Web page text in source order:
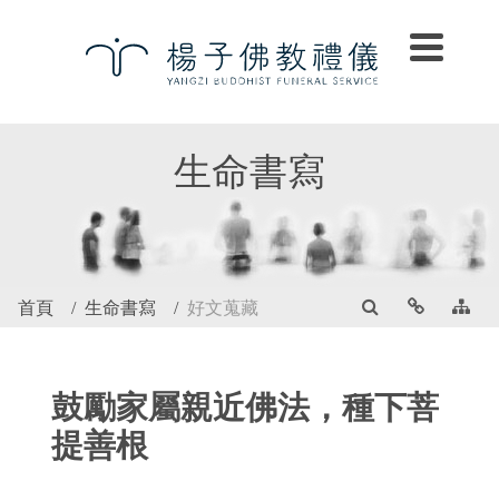
生命書寫
首頁 生命書寫 好文蒐藏
鼓勵家屬親近佛法，種下菩
提善根